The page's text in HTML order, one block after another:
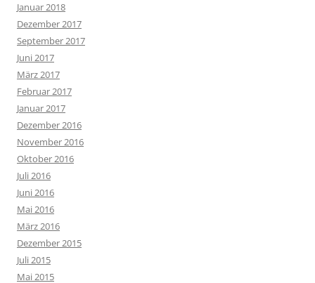
Januar 2018
Dezember 2017
September 2017
Juni 2017
März 2017
Februar 2017
Januar 2017
Dezember 2016
November 2016
Oktober 2016
Juli 2016
Juni 2016
Mai 2016
März 2016
Dezember 2015
Juli 2015
Mai 2015